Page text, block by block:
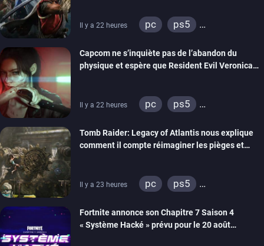
Il y a 22 heures pc
ps5
Capcom ne s’inquiète pas de l’abandon du
physique et espère que Resident Evil Veronica
Il y a 22 heures pc
ps5
Tomb Raider: Legacy of Atlantis nous explique
comment il compte réimaginer les pièges et
Il y a 23 heures pc
ps5
Fortnite annonce son Chapitre 7 Saison 4
« Système Hacké » prévu pour le 20 août